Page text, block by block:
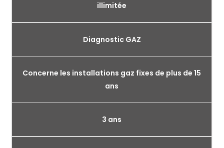
illimitée
Diagnostic GAZ
Concerne les installations gaz fixes de plus de 15
ans
3 ans